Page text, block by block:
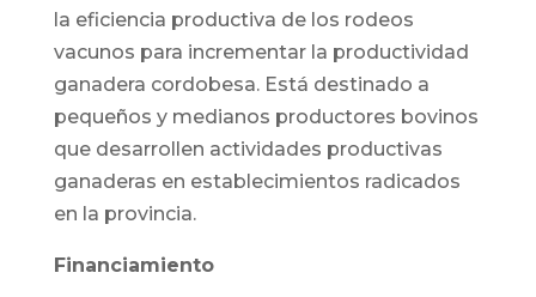
la eficiencia productiva de los rodeos
vacunos para incrementar la productividad
ganadera cordobesa. Está destinado a
pequeños y medianos productores bovinos
que desarrollen actividades productivas
ganaderas en establecimientos radicados
en la provincia.
Financiamiento